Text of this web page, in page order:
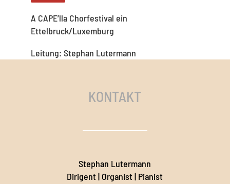
A CAPE’lla Chorfestival ein
Ettelbruck/Luxemburg
Leitung: Stephan Lutermann
KONTAKT
Stephan Lutermann
Dirigent | Organist | Pianist